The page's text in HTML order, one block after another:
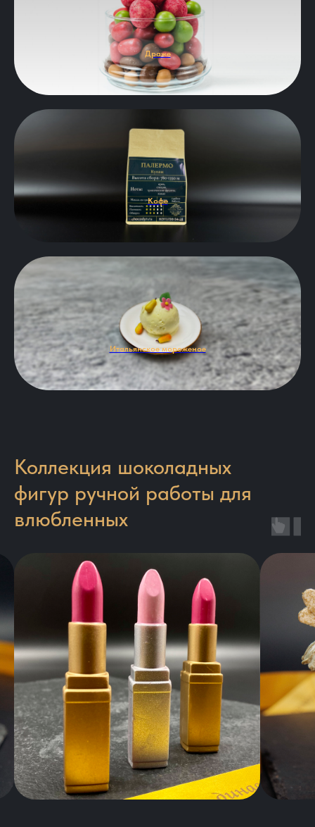
Драже
Кофе
Итальянское мороженое
Коллекция шоколадных
фигур ручной работы для
влюбленных